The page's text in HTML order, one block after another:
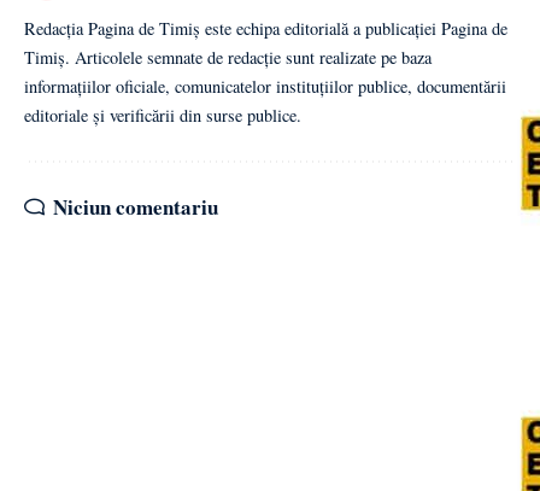
Redacția Pagina de Timiș este echipa editorială a publicației Pagina de
Timiș. Articolele semnate de redacție sunt realizate pe baza
informațiilor oficiale, comunicatelor instituțiilor publice, documentării
editoriale și verificării din surse publice.
Niciun comentariu